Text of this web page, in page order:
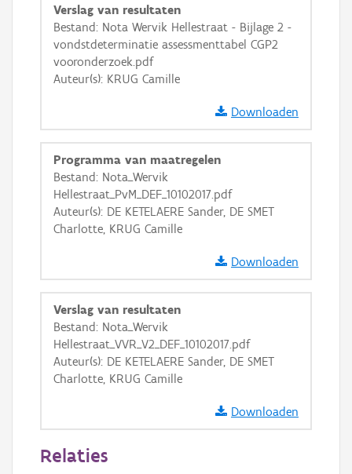
Verslag van resultaten
Bestand: Nota Wervik Hellestraat - Bijlage 2 -
vondstdeterminatie assessmenttabel CGP2
vooronderzoek.pdf
Auteur(s): KRUG Camille
Downloaden
Programma van maatregelen
Bestand: Nota_Wervik
Hellestraat_PvM_DEF_10102017.pdf
Auteur(s): DE KETELAERE Sander, DE SMET
Charlotte, KRUG Camille
Downloaden
Verslag van resultaten
Bestand: Nota_Wervik
Hellestraat_VVR_V2_DEF_10102017.pdf
Auteur(s): DE KETELAERE Sander, DE SMET
Charlotte, KRUG Camille
Downloaden
Relaties